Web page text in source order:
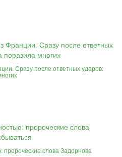
Сразу после ответных ударов:
слова Задорнова